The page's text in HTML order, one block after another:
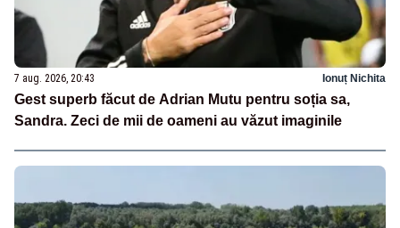
7 aug. 2026, 20:43 Ionuț Nichita
Gest superb făcut de Adrian Mutu pentru soția sa,
Sandra. Zeci de mii de oameni au văzut imaginile